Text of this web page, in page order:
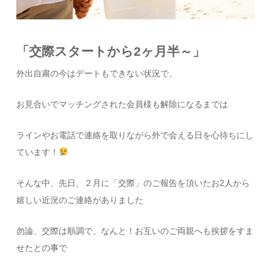
「交際スタートから2ヶ月半～」
外出自粛の今はデートもできない状況で、
お見合いでマッチングされた会員様も解除になるまでは
ラインやお電話で連絡を取りながら外で会える日を心待ちにし
ています！
そんな中、先日、２月に「交際」のご報告を頂いたお2人から
嬉しい近況のご連絡がありました
勿論、交際は順調で、なんと！お互いのご両親へも挨拶をすま
せたとの事で